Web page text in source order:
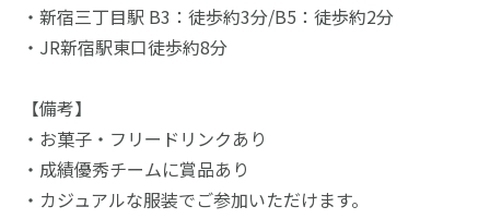
・新宿三丁目駅 B3：徒歩約3分/B5：徒歩約2分
・JR新宿駅東口徒歩約8分
【備考】
・お菓子・フリードリンクあり
・成績優秀チームに賞品あり
・カジュアルな服装でご参加いただけます。